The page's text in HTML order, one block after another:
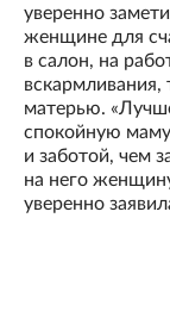
уверенно
женщине для
в салон, на
вскармливания,
матерью.
спокойную
и заботой, чем
на него
уверенно